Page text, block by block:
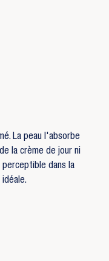
La peau l'absorbe
la crème de jour ni
dans la